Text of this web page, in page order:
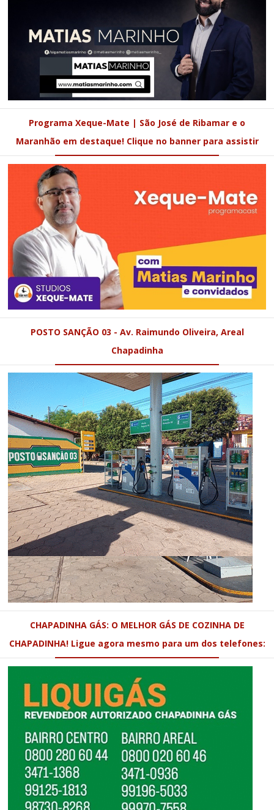
Programa Xeque-Mate | São José de Ribamar e o
Maranhão em destaque! Clique no banner para assistir
POSTO SANÇÃO 03 - Av. Raimundo Oliveira, Areal
Chapadinha
CHAPADINHA GÁS: O MELHOR GÁS DE COZINHA DE
CHAPADINHA! Ligue agora mesmo para um dos telefones: